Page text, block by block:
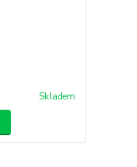
Skladem